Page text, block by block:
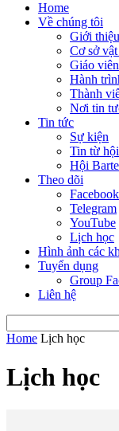
Home
Về chúng tôi
Giới
Cơ sở
Giáo
Hành
Thành
Nơi tin
Tin tức
Sự kiện
Tin từ
Hội
Theo dõi
Facebook
Telegram
YouTube
Lịch học
Hình ảnh các
Tuyển dụng
Group
Liên hệ
Home Lịch học
Lịch học